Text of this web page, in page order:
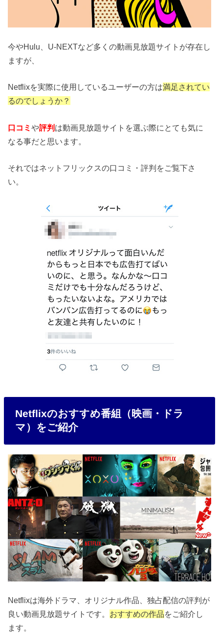
今やHulu、U-NEXTなど多くの動画見放題サイトが存在し
ますが、
Netflixを実際に使用しているユーザーの方は満足されてい
るのでしょうか？
口コミや評判 は動画見放題サイトを選ぶ際にとても気に
なる事だと思います。
それではネットフリックスの口コミ・評判をご覧下さ
い。
Netflixのおすすめ番組（映画・ドラ
マ）をご紹介
Netflixは海外ドラマ、オリジナル作品、独占配信の評判が
良い動画見放題サイトです。 おすすめの作品をご紹介し
ます。